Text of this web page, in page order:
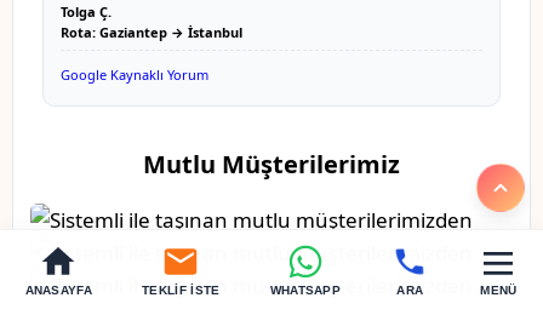
ANASAYFA TEKLIF İSTE WHATSAPP ARA MENÜ
Tolga Ç.
Rota: Gaziantep → İstanbul
Google Kaynaklı Yorum
Mutlu Müşterilerimiz